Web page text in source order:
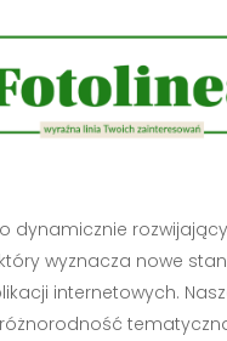
dynamicznie
wyznacza nowe
internetowych.